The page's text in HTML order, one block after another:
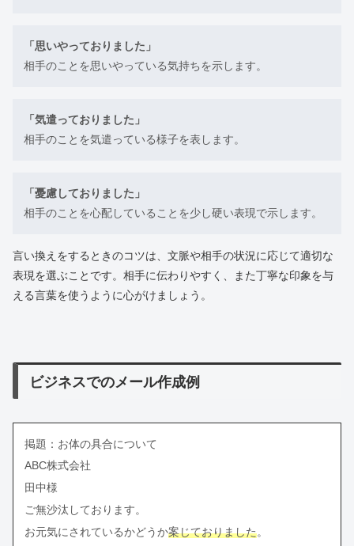
「思いやっておりました」
相手のことを思いやっている気持ちを示します。
「気遣っておりました」
相手のことを気遣っている様子を表します。
「憂慮しておりました」
相手のことを心配していることを少し硬い表現で示します。
言い換えをするときのコツは、文脈や相手の状況に応じて適切な
表現を選ぶことです。相手に伝わりやすく、また丁寧な印象を与
える言葉を使うように心がけましょう。
ビジネスでのメール作成例
掲題：お体の具合について
ABC株式会社
田中様
ご無沙汰しております。
お元気にされているかどうか案じておりました。